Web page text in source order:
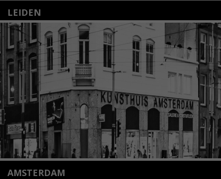
LEIDEN
Nieuwstraat 35
2312 KA Leiden
+31(0)71 – 52 84 480
info@kunsthuisleiden.nl
Lees meer
AMSTERDAM